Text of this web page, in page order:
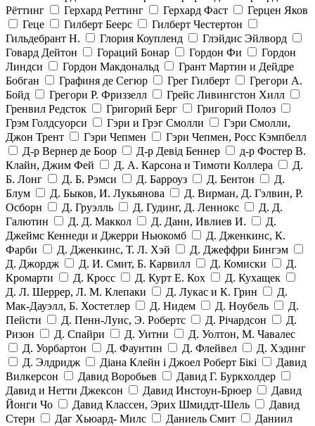
Рёттинг
Герхард Реттинг Герхард Фаст
Герцен Яков
Геце
Гилберт Беерс
Гилберт Честертон
Гильдебрант Н.
Глория Коупленд
Глэйдис Эйлворд
Говард Дейтон
Гораций Бонар Гордон Фи
Гордон
Линдси
Гордон Макдональд
Грант Мартин и Дейдре
Бобган
Графиня де Сегюр Грег Гилберт
Грегори А.
Бойд
Грегори Р. Фриззелл
Грейс Ливингстон Хилл
Гренвил Редсток
Григорий Берг
Григорий Полоз
Грэм Голдсуорси
Гэри и Грэг Смолли
Гэри Смолли,
Джон Трент
Гэри Чепмен
Гэри Чепмен, Росс Кэмпбелл
Д-р Вернер де Боор
Д-р Девід Беннер
д-р Фостер В.
Клайн, Джим Фей
Д. А. Карсона и Тимоти Коллера
Д.
Б. Лонг
Д. Б. Рэмси Д. Барроуз Д. Бентон
Д.
Блум
Д. Быков, И. Лукьянова
Д. Вирман, Д. Гэлвин, Р.
Осборн
Д. Груэлль Д. Гудинг, Д. Леннокс
Д. Д.
Галютин
Д. Д. Маккол Д. Данн, Ивлиев И.
Д.
Джеймс Кеннеди и Джерри Ньюкомб
Д. Дженкинс, К.
Фарби
Д. Дженкинс, Т. Л. Хэй
Д. Джеффри Бингэм
Д. Джордж
Д. И. Смит, Б. Карвилл Д. Комиски
Д.
Кромарти
Д. Кросс Д. Курт Е. Кох
Д. Кухащек
Д. Л. Шеррер, Л. М. Клепаки
Д. Лукас и К. Грин
Д.
Мак-Дауэлл, Б. Хостетлер
Д. Нидем Д. Ноубель
Д.
Пейсти
Д. Пенн-Луис, Э. Робертс Д. Річардсон
Д.
Ризон
Д. Спайри Д. Уитни
Д. Уолтон, М. Чавалес
Д. Уорбартон
Д. Фаунтин Д. Флейвел
Д. Хэдинг
Д. Элдридж
Діана Клейн і Джоел Роберт Бікі
Давид
Вилкерсон
Давид Воробьев
Давид Г. Буркхолдер
Давид и Нетти Джексон
Давид Инстоун-Брюер
Давид
Йонги Чо
Давид Классен, Эрих Шмиддт-Шель
Давид
Стерн
Даг Хьюард- Милс Даниель Смит
Даниил